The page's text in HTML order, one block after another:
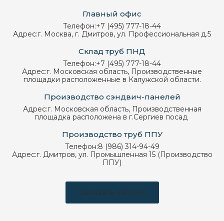
Главный офис
Телефон:+7 (495) 777-18-44
Адрес:г. Москва, г. Дмитров, ул. Профессиональная д.5
Склад труб ПНД
Телефон:+7 (495) 777-18-44
Адрес:г. Московская область, Производственные
площадки расположенные в Калужской области.
Производство сэндвич-панелей
Адрес:г. Московская область, Производственная
площадка расположена в г.Сергиев посад
Производство труб ППУ
Телефон:8 (986) 314-94-49
Адрес:г. Дмитров, ул. Промышленная 15 (Производство
ППУ)
Заказать звонок